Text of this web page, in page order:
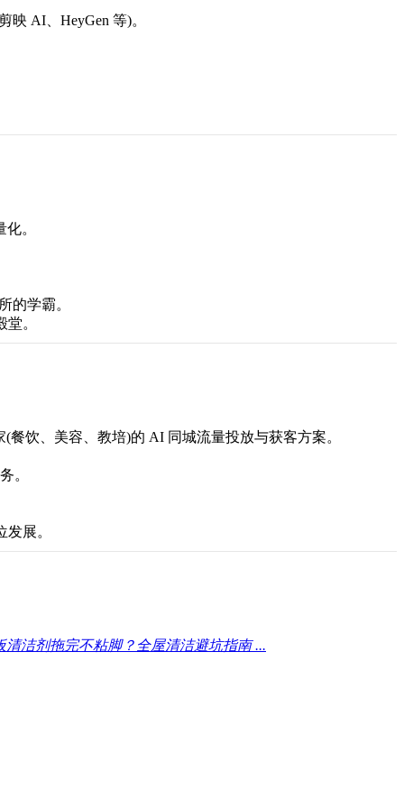
AI、HeyGen 等)。
。
的学霸。
。
饮、美容、教培)的 AI 同城流量投放与获客方案。
。
展。
洁剂拖完不粘脚？全屋清洁避坑指南 ...